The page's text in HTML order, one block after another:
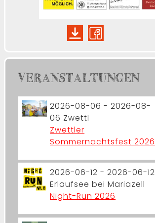
VERANSTALTUNGEN
2026-08-06 - 2026-08-
06 Zwettl
Zwettler
Sommernachtsfest 2026
2026-06-12 - 2026-06-12
Erlaufsee bei Mariazell
Night-Run 2026